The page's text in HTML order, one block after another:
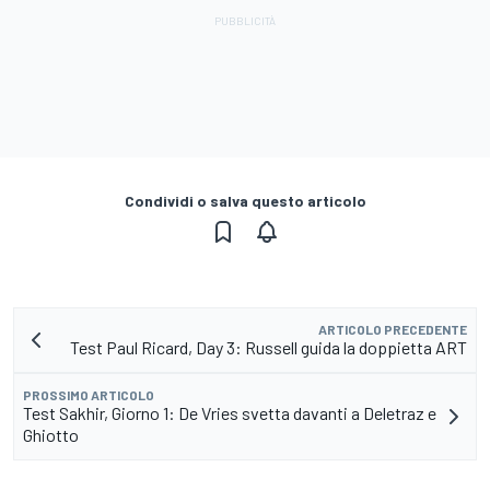
Condividi o salva questo articolo
ARTICOLO PRECEDENTE
Test Paul Ricard, Day 3: Russell guida la doppietta ART
PROSSIMO ARTICOLO
Test Sakhir, Giorno 1: De Vries svetta davanti a Deletraz e
Ghiotto